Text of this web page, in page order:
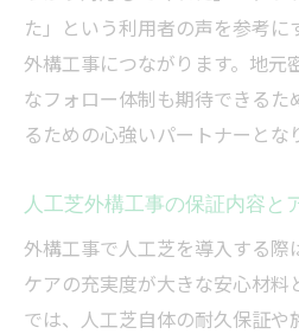
た」という利用者の声を参考に
外構工事につながります。地元
なフォロー体制も期待できるた
るための心強いパートナーとな
人工芝外構工事の保証内容と
外構工事で人工芝を導入する際
ケアの充実度が大きな安心材料
では、人工芝自体の耐久保証や